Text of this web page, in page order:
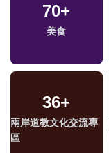
70+
美食
36+
兩岸道教文化交流專
區